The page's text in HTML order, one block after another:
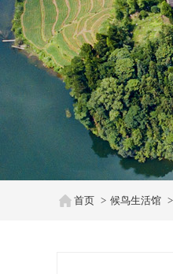
首页 候鸟生活馆